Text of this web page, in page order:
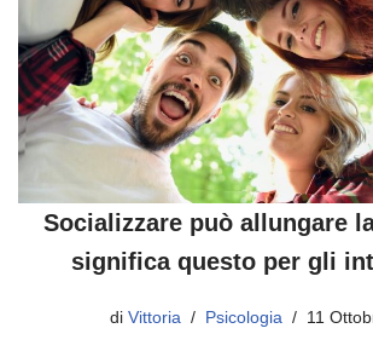
Socializzare può allungare
significa questo per gli
di Vittoria Psicologia 11